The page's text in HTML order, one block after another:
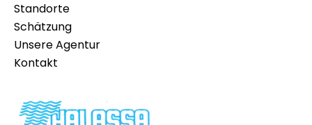
Standorte
Schätzung
Unsere Agentur
Kontakt